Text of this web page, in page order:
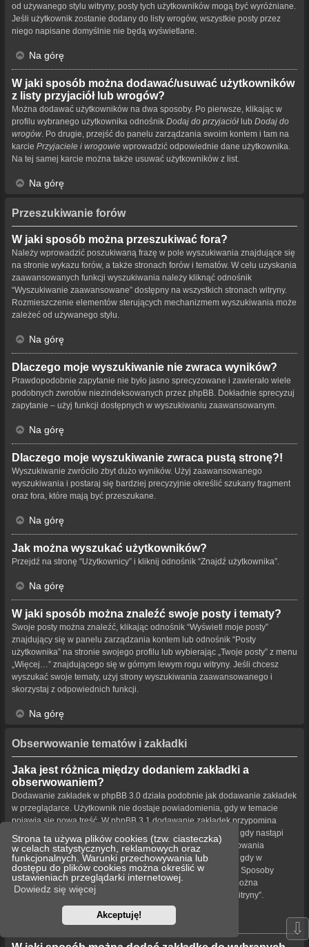
Strona ta używa plików cookies (tzw. ciasteczka)
w celach statystycznych, reklamowych oraz
funkcjonalnych. Warunki przechowywania lub
dostępu do plików cookies można określić w
ustawieniach przeglądarki internetowej.
Dowiedz się więcej
Akceptuję!
od używanego stylu witryny, posty tych użytkowników mogą być wyróżniane.
Jeśli użytkownik zostanie dodany do listy wrogów, wszystkie posty przez
niego napisane domyślnie nie będą wyświetlane.
Na górę
W jaki sposób można dodawać/usuwać użytkowników
z listy przyjaciół lub wrogów?
Można dodawać użytkowników na dwa sposoby. Po pierwsze, klikając w
profilu wybranego użytkownika odnośnik Dodaj do przyjaciół lub Dodaj do
wrogów . Po drugie, przejść do panelu zarządzania swoim kontem i tam na
karcie Przyjaciele i wrogowie wprowadzić odpowiednie dane użytkownika.
Na tej samej karcie można także usuwać użytkowników z list.
Na górę
Przeszukiwanie forów
W jaki sposób można przeszukiwać fora?
Należy wprowadzić poszukiwaną frazę w pole wyszukiwania znajdujące się
na stronie wykazu forów, a także stronach forów i tematów. W celu uzyskania
zaawansowanych funkcji wyszukiwania należy kliknąć odnośnik
“Wyszukiwanie zaawansowane” dostępny na wszystkich stronach witryny.
Rozmieszczenie elementów sterujących mechanizmem wyszukiwania może
zależeć od używanego stylu.
Na górę
Dlaczego moje wyszukiwanie nie zwraca wyników?
Prawdopodobnie zapytanie nie było jasno sprecyzowane i zawierało wiele
podobnych zwrotów niezindeksowanych przez phpBB. Dokładnie sprecyzuj
zapytanie – użyj funkcji dostępnych w wyszukiwaniu zaawansowanym.
Na górę
Dlaczego moje wyszukiwanie zwraca pustą stronę?!
Wyszukiwanie zwróciło zbyt dużo wyników. Użyj zaawansowanego
wyszukiwania i postaraj się bardziej precyzyjnie określić szukany fragment
oraz fora, które mają być przeszukane.
Na górę
Jak można wyszukać użytkowników?
Przejdź na stronę “Użytkownicy” i kliknij odnośnik “Znajdź użytkownika”.
Na górę
W jaki sposób można znaleźć swoje posty i tematy?
Swoje posty można znaleźć, klikając odnośnik “Wyświetl moje posty”
znajdujący się w panelu zarządzania kontem lub odnośnik “Posty
użytkownika” na stronie swojego profilu lub wybierając „Twoje posty” z menu
„Więcej…” znajdującego się w górnym lewym rogu witryny. Jeśli chcesz
wyszukać swoje tematy, użyj strony wyszukiwania zaawansowanego i
skorzystaj z odpowiednich funkcji.
Na górę
Obserwowanie tematów i zakładki
Jaka jest różnica między dodaniem zakładki a
obserwowaniem?
Dodawanie zakładek w phpBB 3.0 działa podobnie jak dodawanie zakładek
w przeglądarce. Użytkownik nie dostaje powiadomienia, gdy w temacie
pojawia się nowa treść. W phpBB 3.1 dodawanie zakładek przypomina
obserwowanie tematu. Użytkownik może być powiadamiany, gdy nastąpi
aktualizacja tematu oznaczonego zakładką. Funkcja obserwowania
powiadamia użytkownika – w wybrany przez niego sposób – gdy w
obserwowanym temacie bądź forum pojawiła się nowa treść. Sposoby
powiadamiania dla zakładek i obserwowanych elementów można
konfigurować w panelu użytkownika na karcie „Ustawienia witryny”.
⇩